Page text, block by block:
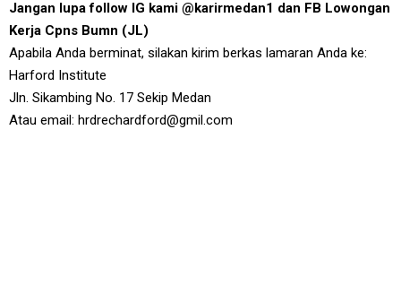
Jangan lupa follow IG kami @karirmedan1 dan FB Lowongan
Kerja Cpns Bumn (JL)
Apabila Anda berminat, silakan kirim berkas lamaran Anda ke:
Harford Institute
Jln. Sikambing No. 17 Sekip Medan
Atau email: hrdrechardford@gmil.com